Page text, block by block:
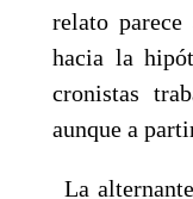
relato
hacia la
cronistas
aunque a
La alternante